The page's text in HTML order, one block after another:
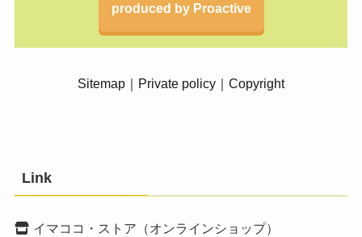
produced by Proactive
Sitemap ｜ Private policy ｜ Copyright
Link
イマココ・ストア（オンラインショップ）